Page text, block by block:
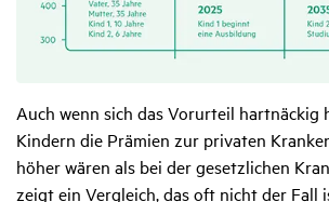
Auch wenn sich das Vorurteil hartnäckig
Kindern die Prämien zur privaten
höher wären als bei der gesetzlichen
zeigt ein Vergleich, das oft nicht der Fall